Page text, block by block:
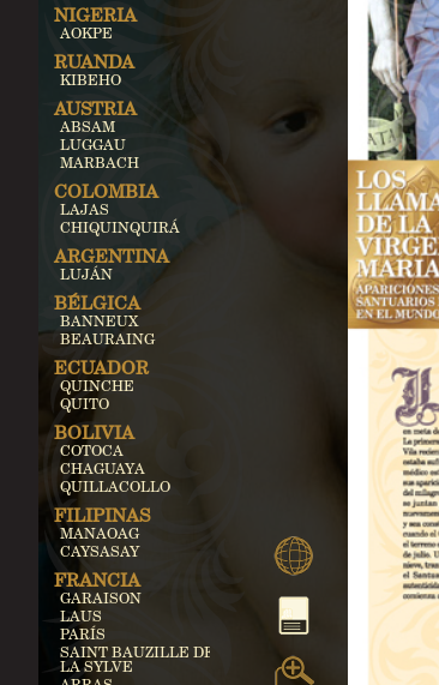
NIGERIA
AOKPE
RUANDA
KIBEHO
AUSTRIA
ABSAM
LUGGAU
MARBACH
COLOMBIA
LAJAS
CHIQUINQUIRÁ
ARGENTINA
LUJÁN
BÉLGICA
BANNEUX
BEAURAING
ECUADOR
QUINCHE
QUITO
BOLIVIA
COTOCA
CHAGUAYA
QUILLACOLLO
FILIPINAS
MANAOAG
CAYSASAY
FRANCIA
GARAISON
LAUS
PARÍS
SAINT BAUZILLE DE
LA SYLVE